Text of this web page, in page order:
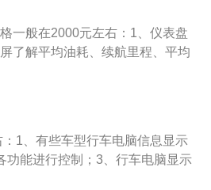
一般在2000元左右：1、仪表盘
了解平均油耗、续航里程、平均
了显示车辆的基本信息外，还
个圆圈旋钮，可以围绕操作杆旋
；4、L\/KM是百公里耗油，起步
志哪个是续航里程，还有一个是
1、有些车型行车电脑信息显示
功能进行控制；3、行车电脑显示
于显示车辆车况、车辆油耗等相